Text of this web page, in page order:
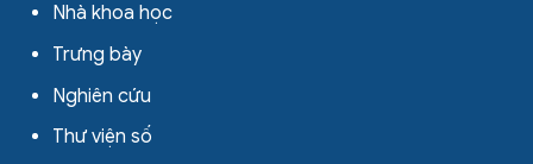
Nhà khoa học
Trưng bày
Nghiên cứu
Thư viện số